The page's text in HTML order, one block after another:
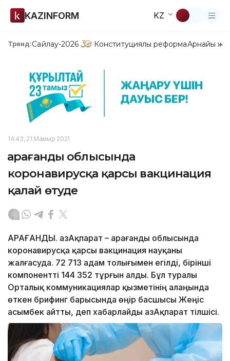
KAZINFORM KZ
Тренд:Сайлау-2026 Конституциялық реформаАрнайы
14:43, 21 Мамыр 2021
Қарағанды облысында
коронавирусқа қарсы вакцинация
қалай өтуде
ҚАРАҒАНДЫ. ҚазАқпарат – Қарағанды облысында
коронавирусқа қарсы вакцинация науқаны
жалғасуда. 72 713 адам толығымен егілді, бірінші
компонентті 144 352 тұрғын алды. Бұл туралы
Орталық коммуникациялар қызметінің алаңында
өткен брифинг барысында өңір басшысы Жеңіс
Қасымбек айтты, деп хабарлайды ҚазАқпарат тілшісі.